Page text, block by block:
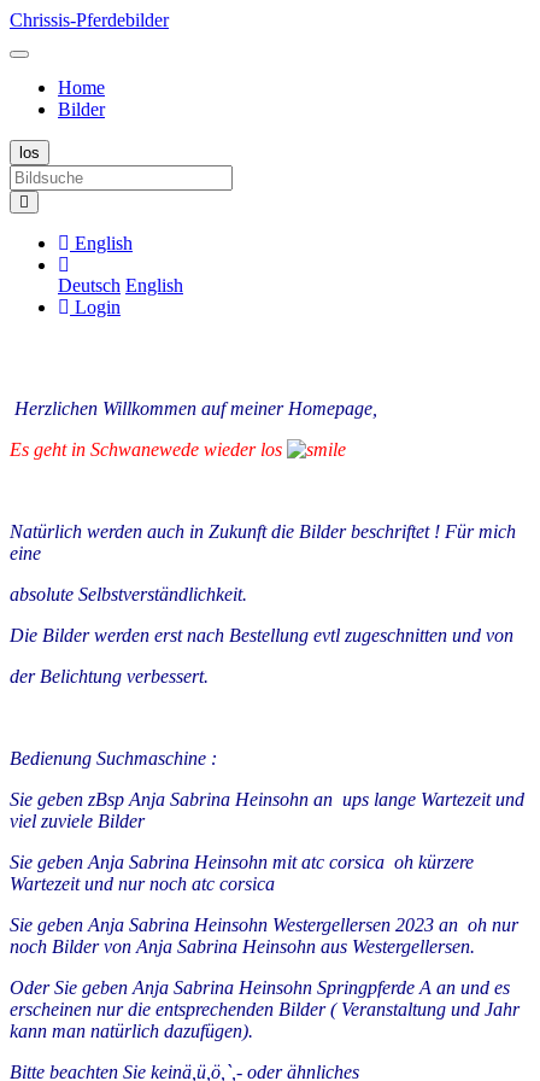
Chrissis-Pferdebilder
Home
Bilder
English
Deutsch English
Login
Herzlichen Willkommen auf meiner Homepage,
Es geht in Schwanewede wieder los
Natürlich werden auch in Zukunft die Bilder beschriftet ! Für mich
eine
absolute Selbstverständlichkeit.
Die Bilder werden erst nach Bestellung evtl zugeschnitten und von
der Belichtung verbessert.
Bedienung Suchmaschine :
Sie geben zBsp Anja Sabrina Heinsohn an ups lange Wartezeit und
viel zuviele Bilder
Sie geben Anja Sabrina Heinsohn mit atc corsica oh kürzere
Wartezeit und nur noch atc corsica
Sie geben Anja Sabrina Heinsohn Westergellersen 2023 an oh nur
noch Bilder von Anja Sabrina Heinsohn aus Westergellersen.
Oder Sie geben Anja Sabrina Heinsohn Springpferde A an und es
erscheinen nur die entsprechenden Bilder ( Veranstaltung und Jahr
kann man natürlich dazufügen).
Bitte beachten Sie keinä,ü,ö,`,- oder ähnliches